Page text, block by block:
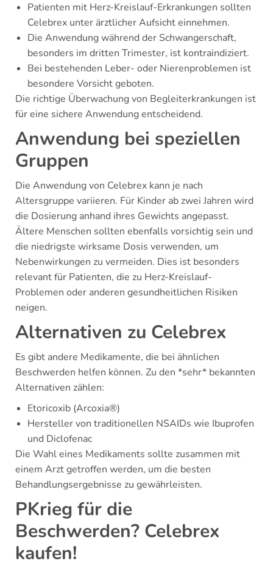
Patienten mit Herz-Kreislauf-Erkrankungen sollten
Celebrex unter ärztlicher Aufsicht einnehmen.
Die Anwendung während der Schwangerschaft,
besonders im dritten Trimester, ist kontraindiziert.
Bei bestehenden Leber- oder Nierenproblemen ist
besondere Vorsicht geboten.
Die richtige Überwachung von Begleiterkrankungen ist
für eine sichere Anwendung entscheidend.
Anwendung bei speziellen
Gruppen
Die Anwendung von Celebrex kann je nach
Altersgruppe variieren. Für Kinder ab zwei Jahren wird
die Dosierung anhand ihres Gewichts angepasst.
Ältere Menschen sollten ebenfalls vorsichtig sein und
die niedrigste wirksame Dosis verwenden, um
Nebenwirkungen zu vermeiden. Dies ist besonders
relevant für Patienten, die zu Herz-Kreislauf-
Problemen oder anderen gesundheitlichen Risiken
neigen.
Alternativen zu Celebrex
Es gibt andere Medikamente, die bei ähnlichen
Beschwerden helfen können. Zu den *sehr* bekannten
Alternativen zählen:
Etoricoxib (Arcoxia®)
Hersteller von traditionellen NSAIDs wie Ibuprofen
und Diclofenac
Die Wahl eines Medikaments sollte zusammen mit
einem Arzt getroffen werden, um die besten
Behandlungsergebnisse zu gewährleisten.
PKrieg für die
Beschwerden? Celebrex
kaufen!